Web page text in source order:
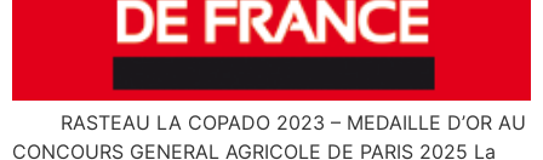
RASTEAU LA COPADO 2023 – MEDAILLE D’OR AU
CONCOURS GENERAL AGRICOLE DE PARIS 2025 La